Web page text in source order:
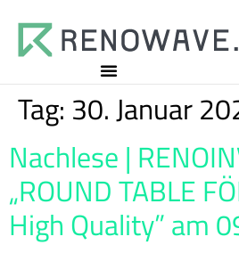
Tag: 30. Januar
Nachlese |
„ROUND TABLE
High Quality” am